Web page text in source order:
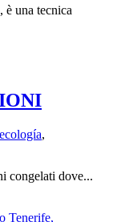
una tecnica
,
congelati dove...